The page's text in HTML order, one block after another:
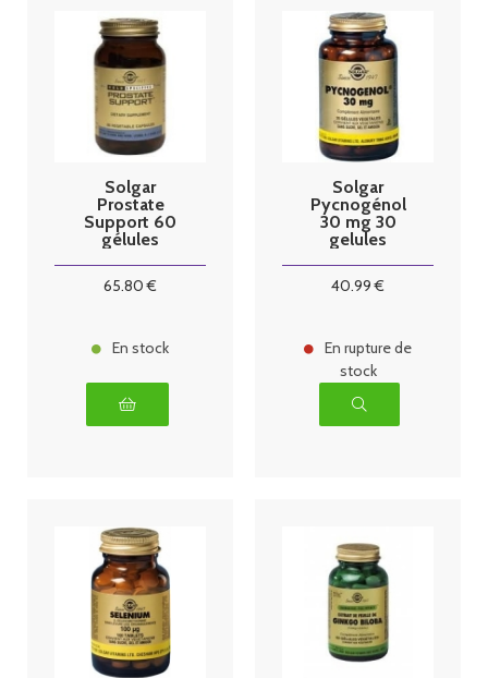
Solgar
Prostate
Support 60
gélules
65.80 €
En stock
Solgar
Pycnogénol
30 mg 30
gelules
40.99 €
En rupture de
stock